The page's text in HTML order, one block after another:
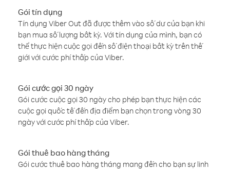
Gói tín dụng
Tín dụng Viber Out đã được thêm vào số dư của bạn khi
bạn mua số lượng bất kỳ. Với tín dụng của mình, bạn có
thể thực hiện cuộc gọi đến số điện thoại bất kỳ trên thế
giới với cước phí thấp của Viber.
Gói cước gọi 30 ngày
Gói cước cuộc gọi 30 ngày cho phép bạn thực hiện các
cuộc gọi quốc tế đến địa điểm bạn chọn trong vòng 30
ngày với cước phí thấp của Viber.
Gói thuê bao hàng tháng
Gói cước thuê bao hàng tháng mang đến cho bạn sự linh